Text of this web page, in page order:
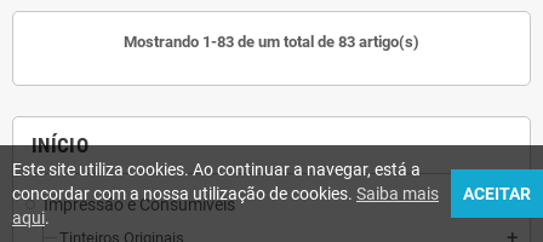
INÍCIO
Impressão e Consumíveis add
Tinteiros Originais add
Mostrando 1-83 de um total de 83 artigo(s)
Este site utiliza cookies. Ao continuar a navegar, está a
concordar com a nossa utilização de cookies. Saiba mais
aqui.
ACEITAR